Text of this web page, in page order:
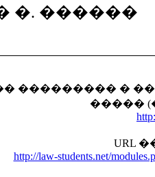
�. ������
��������� �
�����
URL
http://law-students.net/